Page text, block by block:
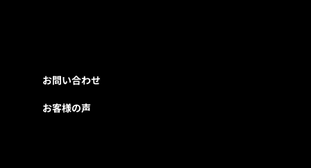
お問い合わせ
お客様の声